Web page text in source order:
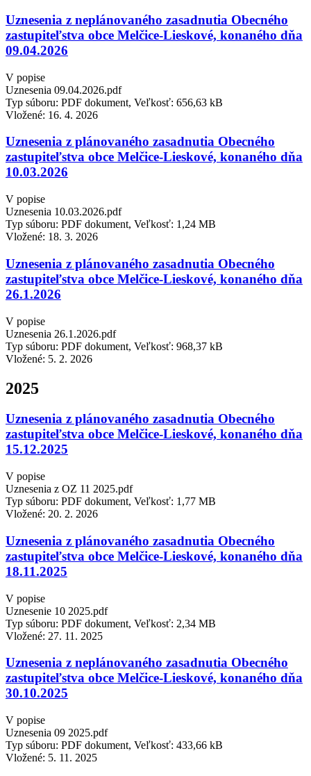
Uznesenia z neplánovaného zasadnutia Obecného
zastupiteľstva obce Melčice-Lieskové, konaného dňa
09.04.2026
V popise
Uznesenia 09.04.2026.pdf
Typ súboru: PDF dokument, Veľkosť: 656,63 kB
Vložené: 16. 4. 2026
Uznesenia z plánovaného zasadnutia Obecného
zastupiteľstva obce Melčice-Lieskové, konaného dňa
10.03.2026
V popise
Uznesenia 10.03.2026.pdf
Typ súboru: PDF dokument, Veľkosť: 1,24 MB
Vložené: 18. 3. 2026
Uznesenia z plánovaného zasadnutia Obecného
zastupiteľstva obce Melčice-Lieskové, konaného dňa
26.1.2026
V popise
Uznesenia 26.1.2026.pdf
Typ súboru: PDF dokument, Veľkosť: 968,37 kB
Vložené: 5. 2. 2026
2025
Uznesenia z plánovaného zasadnutia Obecného
zastupiteľstva obce Melčice-Lieskové, konaného dňa
15.12.2025
V popise
Uznesenia z OZ 11 2025.pdf
Typ súboru: PDF dokument, Veľkosť: 1,77 MB
Vložené: 20. 2. 2026
Uznesenia z plánovaného zasadnutia Obecného
zastupiteľstva obce Melčice-Lieskové, konaného dňa
18.11.2025
V popise
Uznesenie 10 2025.pdf
Typ súboru: PDF dokument, Veľkosť: 2,34 MB
Vložené: 27. 11. 2025
Uznesenia z neplánovaného zasadnutia Obecného
zastupiteľstva obce Melčice-Lieskové, konaného dňa
30.10.2025
V popise
Uznesenia 09 2025.pdf
Typ súboru: PDF dokument, Veľkosť: 433,66 kB
Vložené: 5. 11. 2025